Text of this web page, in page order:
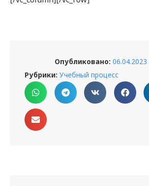
Опубликовано: 06.04.2023
Рубрики: Учебный процесс